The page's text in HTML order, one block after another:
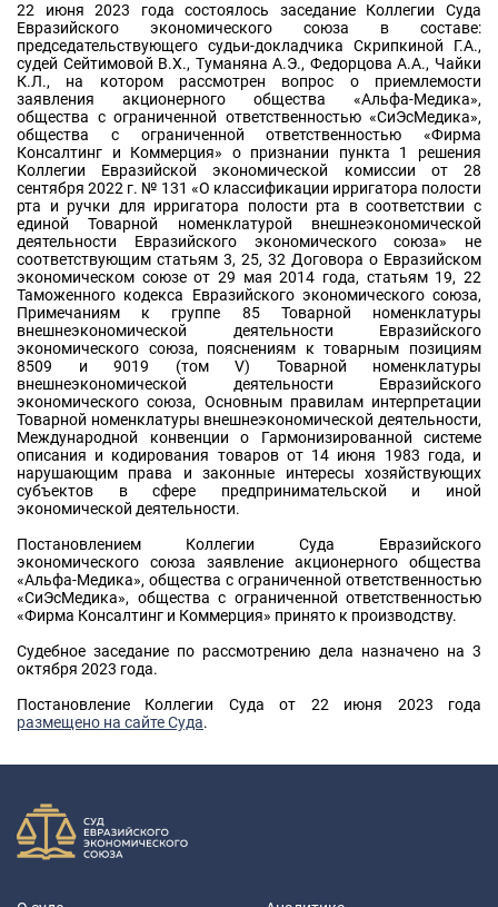
22 июня 2023 года состоялось заседание Коллегии Суда
Евразийского экономического союза в составе:
председательствующего судьи-докладчика Скрипкиной Г.А.,
судей Сейтимовой В.Х., Туманяна А.Э., Федорцова А.А., Чайки
К.Л., на котором рассмотрен вопрос о приемлемости
заявления акционерного общества «Альфа-Медика»,
общества с ограниченной ответственностью «СиЭсМедика»,
общества с ограниченной ответственностью «Фирма
Консалтинг и Коммерция» о признании пункта 1 решения
Коллегии Евразийской экономической комиссии от 28
сентября 2022 г. № 131 «О классификации ирригатора полости
рта и ручки для ирригатора полости рта в соответствии с
единой Товарной номенклатурой внешнеэкономической
деятельности Евразийского экономического союза» не
соответствующим статьям 3, 25, 32 Договора о Евразийском
экономическом союзе от 29 мая 2014 года, статьям 19, 22
Таможенного кодекса Евразийского экономического союза,
Примечаниям к группе 85 Товарной номенклатуры
внешнеэкономической деятельности Евразийского
экономического союза, пояснениям к товарным позициям
8509 и 9019 (том V) Товарной номенклатуры
внешнеэкономической деятельности Евразийского
экономического союза, Основным правилам интерпретации
Товарной номенклатуры внешнеэкономической деятельности,
Международной конвенции о Гармонизированной системе
описания и кодирования товаров от 14 июня 1983 года, и
нарушающим права и законные интересы хозяйствующих
субъектов в сфере предпринимательской и иной
экономической деятельности.
Постановлением Коллегии Суда Евразийского
экономического союза заявление акционерного общества
«Альфа-Медика», общества с ограниченной ответственностью
«СиЭсМедика», общества с ограниченной ответственностью
«Фирма Консалтинг и Коммерция» принято к производству.
Судебное заседание по рассмотрению дела назначено на 3
октября 2023 года.
Постановление Коллегии Суда от 22 июня 2023 года
размещено на сайте Суда.